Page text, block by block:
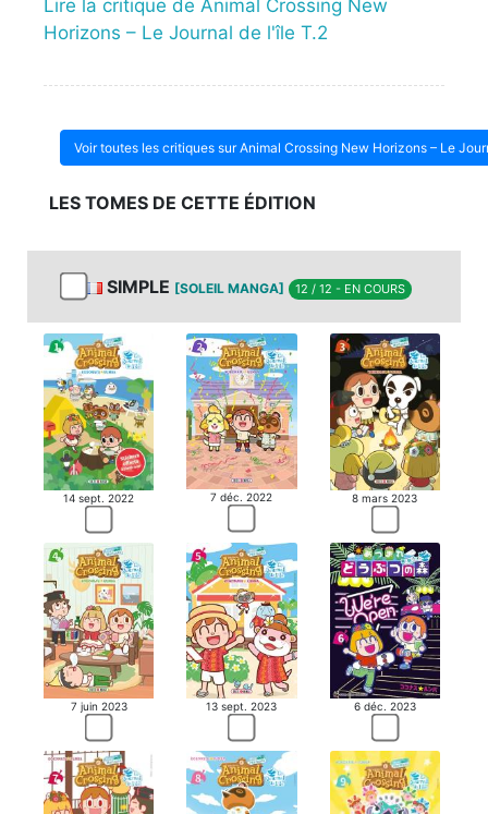
Lire la critique de Animal Crossing New
Horizons – Le Journal de l'île T.2
Voir toutes les critiques sur Animal Crossing New Horizons – Le
LES TOMES DE CETTE ÉDITION
SIMPLE [SOLEIL MANGA] 12 / 12 - EN COURS
14 sept. 2022 7 déc. 2022 8 mars 2023
7 juin 2023 13 sept. 2023 6 déc. 2023